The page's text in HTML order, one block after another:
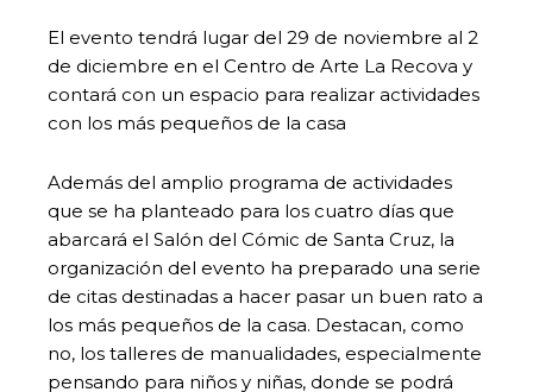
El evento tendrá lugar del 29 de noviembre al 2
de diciembre en el Centro de Arte La Recova y
contará con un espacio para realizar actividades
con los más pequeños de la casa
Además del amplio programa de actividades
que se ha planteado para los cuatro días que
abarcará el Salón del Cómic de Santa Cruz, la
organización del evento ha preparado una serie
de citas destinadas a hacer pasar un buen rato a
los más pequeños de la casa. Destacan, como
no, los talleres de manualidades, especialmente
pensando para niños y niñas, donde se podrá